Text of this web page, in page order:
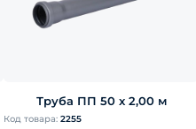
Труба ПП 50 x 2,00 м
Код товара: 2255